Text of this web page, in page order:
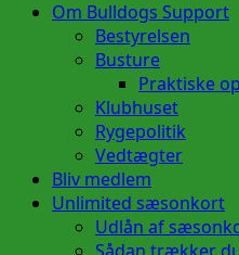
PrimaryOm Bulldogs Support
Bestyrelsen
Busture
Praktiske
Klubhuset
Rygepolitik
Vedtægter
Bliv medlem
Unlimited sæsonkort
Udlån af